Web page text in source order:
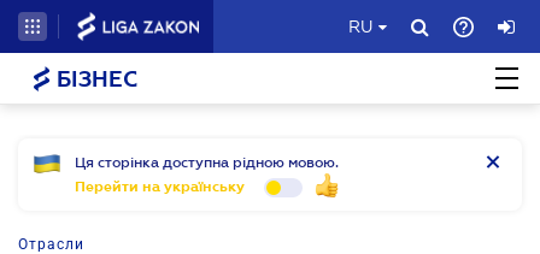
RU
БІЗНЕС
Ця сторінка доступна рідною мовою.
Перейти на українську
Отрасли